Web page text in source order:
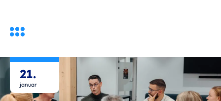
21.
januar